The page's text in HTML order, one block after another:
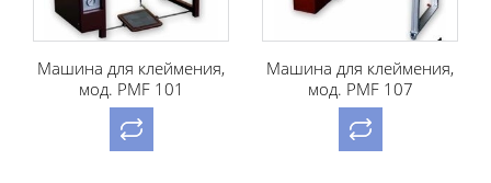
Машина для клеймения,
мод. PMF 101
Машина для клеймения,
мод. PMF 107